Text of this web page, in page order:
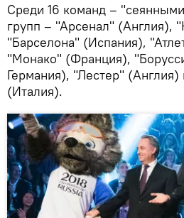
Среди 16 команд –
групп – "Арсенал" (Англия),
"Барселона" (Испания),
"Монако" (Франция),
Германия), "Лестер"
(Италия).